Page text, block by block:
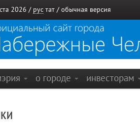
2026 / рус тат / обычная версия
о городе инвесторам